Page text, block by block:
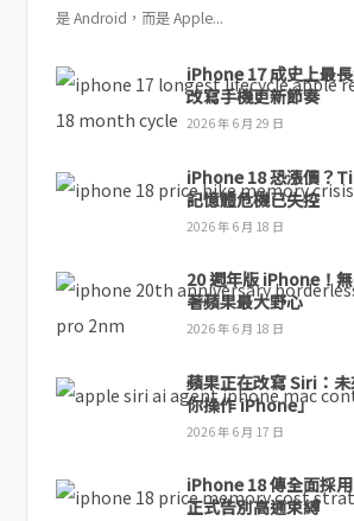
是 Android，而是 Apple...
iPhone 17 成史上最
改寫手機更新節奏
2026 年 6 月 29 日
iPhone 18 恐漲價？
記憶體危機已失控
2026 年 6 月 18 日
20 週年版 iPhone！
著蘋果最大野心
2026 年 6 月 18 日
蘋果正在改寫 Siri：
你操作 iPhone」
2026 年 6 月 17 日
iPhone 18 傳全面採用
正式告別高通束縛